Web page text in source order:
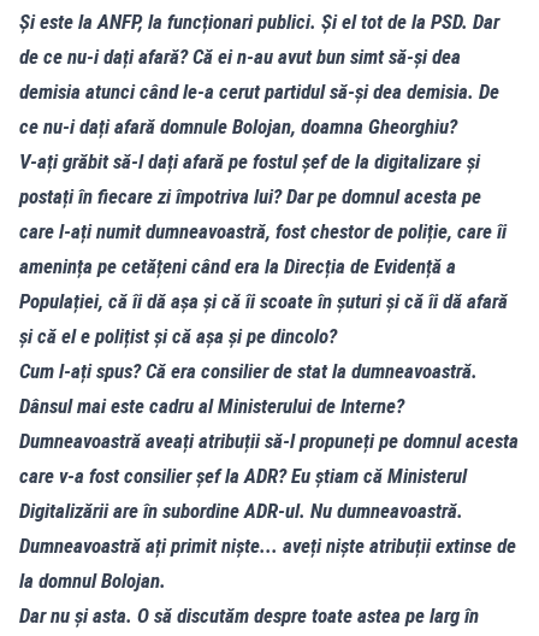
Și este la ANFP, la funcționari publici. Și el tot de la PSD. Dar
de ce nu-i dați afară? Că ei n-au avut bun simt să-și dea
demisia atunci când le-a cerut partidul să-și dea demisia. De
ce nu-i dați afară domnule Bolojan, doamna Gheorghiu?
V-ați grăbit să-l dați afară pe fostul șef de la digitalizare și
postați în fiecare zi împotriva lui? Dar pe domnul acesta pe
care l-ați numit dumneavoastră, fost chestor de poliție, care îi
amenința pe cetățeni când era la Direcția de Evidență a
Populației, că îi dă așa și că îi scoate în șuturi și că îi dă afară
și că el e polițist și că așa și pe dincolo?
Cum l-ați spus? Că era consilier de stat la dumneavoastră.
Dânsul mai este cadru al Ministerului de Interne?
Dumneavoastră aveați atribuții să-l propuneți pe domnul acesta
care v-a fost consilier șef la ADR? Eu știam că Ministerul
Digitalizării are în subordine ADR-ul. Nu dumneavoastră.
Dumneavoastră ați primit niște... aveți niște atribuții extinse de
la domnul Bolojan.
Dar nu și asta. O să discutăm despre toate astea pe larg în